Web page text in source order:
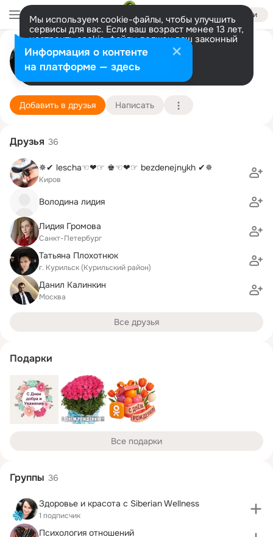
Войти
Мы используем cookie-файлы, чтобы улучшить
сервисы для вас. Если ваш возраст менее 13 лет,
настроить cookie-файлы должен ваш законный
представитель. Больше информации
Разрешить все Настроить
Юлия Брагина
СПб 5 ноября (44 года)
Подробнее
Добавить в друзья Написать
Друзья 36
✵✔ lescha☜❤☞ ♚☜❤☞ bezdenejnykh ✔✵
Киров
Володина лидия
Лидия Громова
Санкт-Петербург
Татьяна Плохотнюк
г. Курильск (Курильский район)
Данил Калинкин
Москва
Все друзья
Подарки
Все подарки
Группы 36
Здоровье и красота с Siberian Wellness
1 подписчик
Психология отношений
Информация о контенте
на платформе — здесь